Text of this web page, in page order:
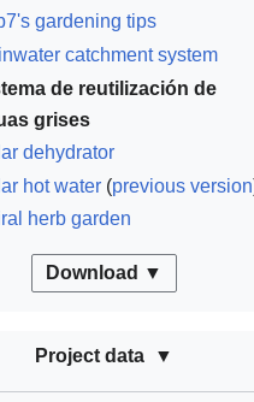
gardening tips
catchment system
de reutilización de
grises
dehydrator
hot water (previous version
herb garden
Download ▼
Project data